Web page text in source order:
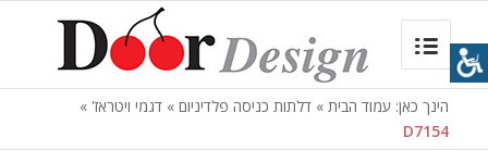
הינך כאן: עמוד הבית» דלתות כניסה פלדיניום» דגמי ויטראז' »
D7154